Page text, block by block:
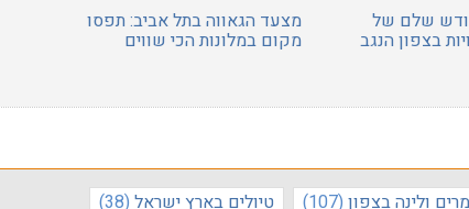
2026: חודש שלם של
בצפון הנגב
מצעד הגאווה בתל אביב: תפסו
מקום במלונות הכי שווים
ולינה בצפון (107) טיולים בארץ ישראל (38)